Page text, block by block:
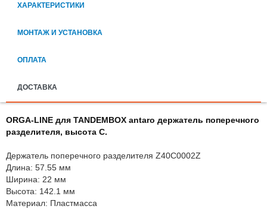
ХАРАКТЕРИСТИКИ
МОНТАЖ И УСТАНОВКА
ОПЛАТА
ДОСТАВКА
ORGA-LINE для TANDEMBOX antaro держатель поперечного
разделителя, высота C.
Держатель поперечного разделителя Z40C0002Z
Длина: 57.55 мм
Ширина: 22 мм
Высота: 142.1 мм
Материал: Пластмасса